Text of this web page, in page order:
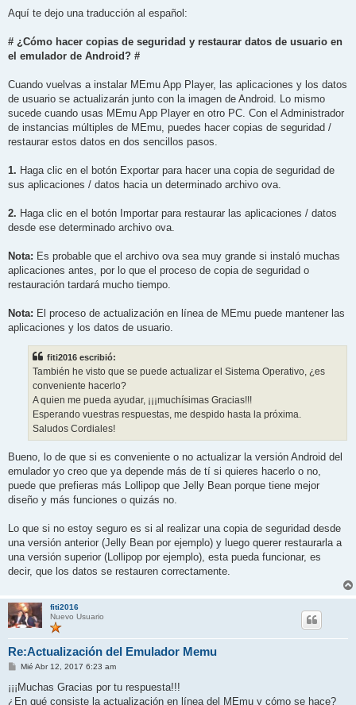
Aquí te dejo una traducción al español:
# ¿Cómo hacer copias de seguridad y restaurar datos de usuario en
el emulador de Android? #
Cuando vuelvas a instalar MEmu App Player, las aplicaciones y los datos
de usuario se actualizarán junto con la imagen de Android. Lo mismo
sucede cuando usas MEmu App Player en otro PC. Con el Administrador
de instancias múltiples de MEmu, puedes hacer copias de seguridad /
restaurar estos datos en dos sencillos pasos.
1. Haga clic en el botón Exportar para hacer una copia de seguridad de
sus aplicaciones / datos hacia un determinado archivo ova.
2. Haga clic en el botón Importar para restaurar las aplicaciones / datos
desde ese determinado archivo ova.
Nota: Es probable que el archivo ova sea muy grande si instaló muchas
aplicaciones antes, por lo que el proceso de copia de seguridad o
restauración tardará mucho tiempo.
Nota: El proceso de actualización en línea de MEmu puede mantener las
aplicaciones y los datos de usuario.
fiti2016 escribió:
También he visto que se puede actualizar el Sistema Operativo, ¿es
conveniente hacerlo?
A quien me pueda ayudar, ¡¡¡muchísimas Gracias!!!
Esperando vuestras respuestas, me despido hasta la próxima.
Saludos Cordiales!
Bueno, lo de que si es conveniente o no actualizar la versión Android del
emulador yo creo que ya depende más de tí si quieres hacerlo o no,
puede que prefieras más Lollipop que Jelly Bean porque tiene mejor
diseño y más funciones o quizás no.
Lo que si no estoy seguro es si al realizar una copia de seguridad desde
una versión anterior (Jelly Bean por ejemplo) y luego querer restaurarla a
una versión superior (Lollipop por ejemplo), esta pueda funcionar, es
decir, que los datos se restauren correctamente.
fiti2016
Nuevo Usuario
Re:Actualización del Emulador Memu
M
n
Mié Abr 12, 2017 6:23 am
¡¡¡Muchas Gracias por tu respuesta!!!
¿En qué consiste la actualización en línea del MEmu y cómo se hace?